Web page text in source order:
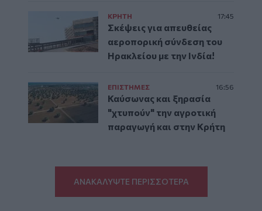
ΚΡΗΤΗ 17:45
Σκέψεις για απευθείας
αεροπορική σύνδεση του
Ηρακλείου με την Ινδία!
ΕΠΙΣΤΗΜΕΣ 16:56
Καύσωνας και ξηρασία
"χτυπούν" την αγροτική
παραγωγή και στην Κρήτη
ΑΝΑΚΑΛΥΨΤΕ ΠΕΡΙΣΣΟΤΕΡΑ